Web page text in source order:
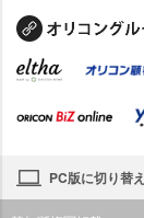
PC版に切り替え